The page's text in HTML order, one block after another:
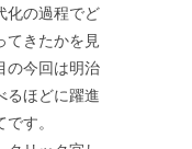
化の過程でど
てきたかを見
の今回は明治
るほどに躍進
す。